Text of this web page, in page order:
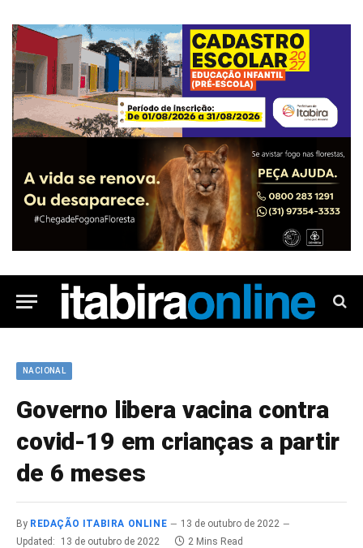
NACIONAL
Governo libera vacina contra
covid-19 em crianças a partir
de 6 meses
By REDAÇÃO ITABIRA ONLINE
13 de outubro de 2022
Updated:
13 de outubro de 2022 2 Mins Read